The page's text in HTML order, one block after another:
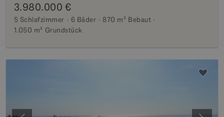
3.980.000 €
5 Schlafzimmer 6 Bäder 870 m² Bebaut
1.050 m² Grundstück